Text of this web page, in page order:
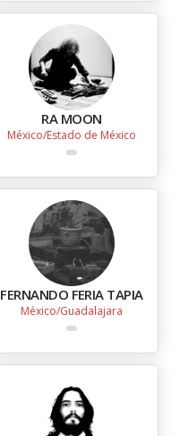
RA MOON
México Estado de México
FERNANDO FERIA TAPIA
México Guadalajara